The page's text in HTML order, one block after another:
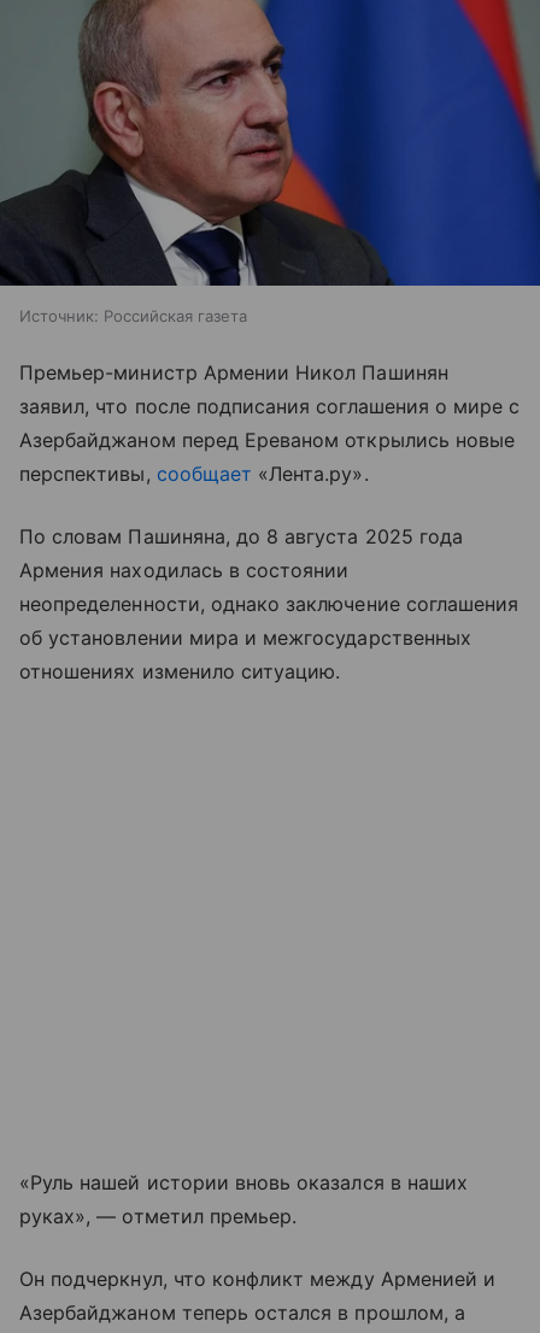
Источник: Российская газета
Премьер-министр Армении Никол Пашинян
заявил, что после подписания соглашения о мире с
Азербайджаном перед Ереваном открылись новые
перспективы, сообщает «Лента.ру».
По словам Пашиняна, до 8 августа 2025 года
Армения находилась в состоянии
неопределенности, однако заключение соглашения
об установлении мира и межгосударственных
отношениях изменило ситуацию.
«Руль нашей истории вновь оказался в наших
руках», — отметил премьер.
Он подчеркнул, что конфликт между Арменией и
Азербайджаном теперь остался в прошлом, а